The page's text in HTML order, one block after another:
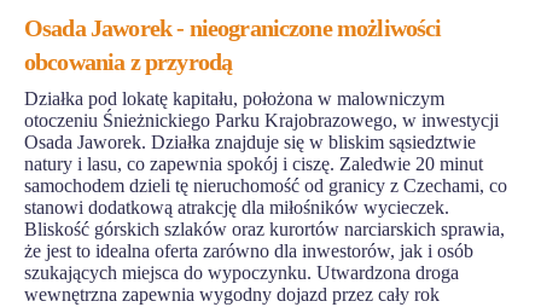
Osada Jaworek - nieograniczone możliwości
obcowania z przyrodą
Działka pod lokatę kapitału, położona w malowniczym
otoczeniu Śnieżnickiego Parku Krajobrazowego, w inwestycji
Osada Jaworek. Działka znajduje się w bliskim sąsiedztwie
natury i lasu, co zapewnia spokój i ciszę. Zaledwie 20 minut
samochodem dzieli tę nieruchomość od granicy z Czechami, co
stanowi dodatkową atrakcję dla miłośników wycieczek.
Bliskość górskich szlaków oraz kurortów narciarskich sprawia,
że jest to idealna oferta zarówno dla inwestorów, jak i osób
szukających miejsca do wypoczynku. Utwardzona droga
wewnętrzna zapewnia wygodny dojazd przez cały rok